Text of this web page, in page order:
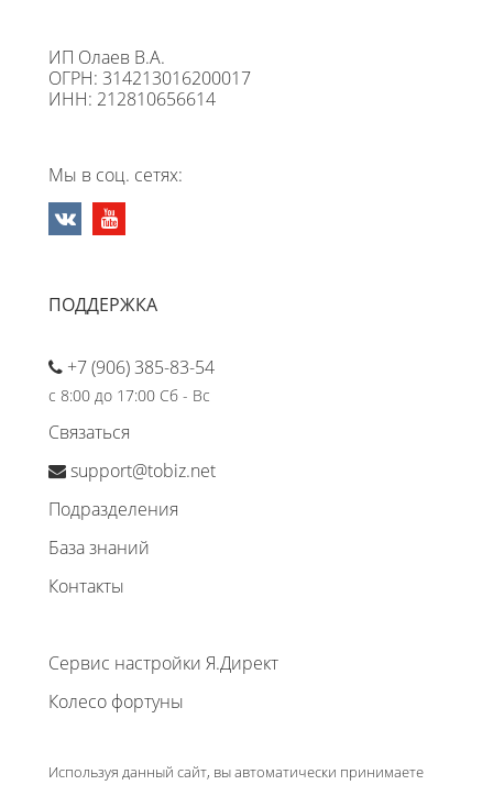
ИП Олаев В.А.
ОГРН: 314213016200017
ИНН: 212810656614
Мы в соц. сетях:
ПОДДЕРЖКА
+7 (906) 385-83-54
с 8:00 до 17:00 Сб - Вс
Связаться
support@tobiz.net
Подразделения
База знаний
Контакты
Сервис настройки Я.Директ
Колесо фортуны
Используя данный сайт, вы автоматически принимаете